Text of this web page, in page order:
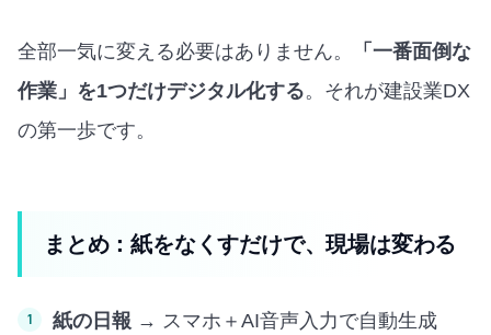
全部一気に変える必要はありません。
「一番面倒な
作業」を1つだけデジタル化する。それが建設業DX
の第一歩です。
まとめ：紙をなくすだけで、現場は変わる
紙の日報 → スマホ＋AI音声入力で自動生成